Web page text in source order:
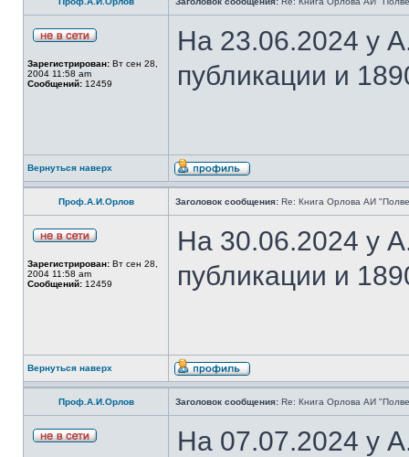
Зарегистрирован: Вт сен 28,
2004 11:58 am
Сообщений: 12459
На 23.06.2024 у
публикации и
Вернуться наверх
Проф.А.И.Орлов Заголовок сообщения: Re: Книга Орлова АИ
Зарегистрирован: Вт сен 28,
2004 11:58 am
Сообщений: 12459
На 30.06.2024 у
публикации и
Вернуться наверх
Проф.А.И.Орлов Заголовок сообщения: Re: Книга Орлова АИ
На 07.07.2024 у